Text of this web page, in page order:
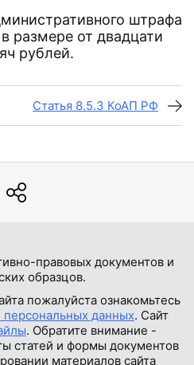
штрафа
размере от двадцати
рублей.
Статья 8.5.3 КоАП РФ
правовых документов и
образцов.
пожалуйста ознакомьтесь
персональных данных. Сайт
. Обратите внимание -
статей и формы документов
материалов сайта